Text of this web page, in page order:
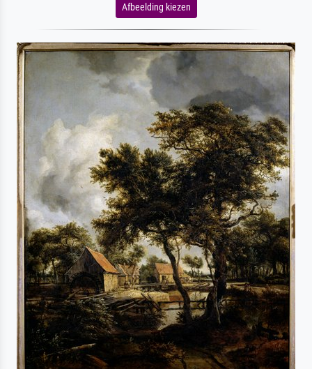
Afbeelding kiezen